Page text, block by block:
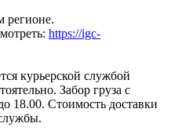
регионе.
https://igc-
курьерской службой
Забор груза с
18.00. Стоимость доставки